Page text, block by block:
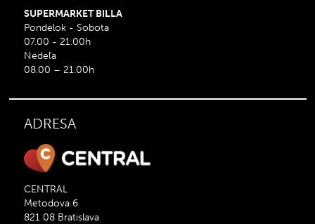
SUPERMARKET BILLA
Pondelok - Sobota
07.00 - 21.00h
Nedeľa
08.00 – 21.00h
ADRESA
CENTRAL
Metodova 6
821 08 Bratislava